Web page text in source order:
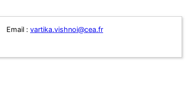
Email : vartika.vishnoi@cea.fr